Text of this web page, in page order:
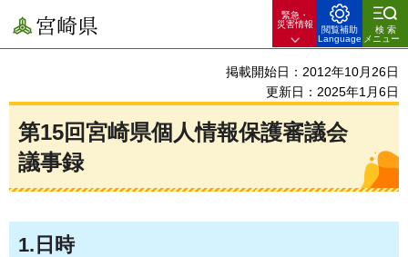
宮崎県
緊急・
災害情報
閲覧補助
Language
検索
メニュー
掲載開始日：2012年10月26日
更新日：2025年1月6日
第15回宮崎県個人情報保護審議会
議事録
1.日時